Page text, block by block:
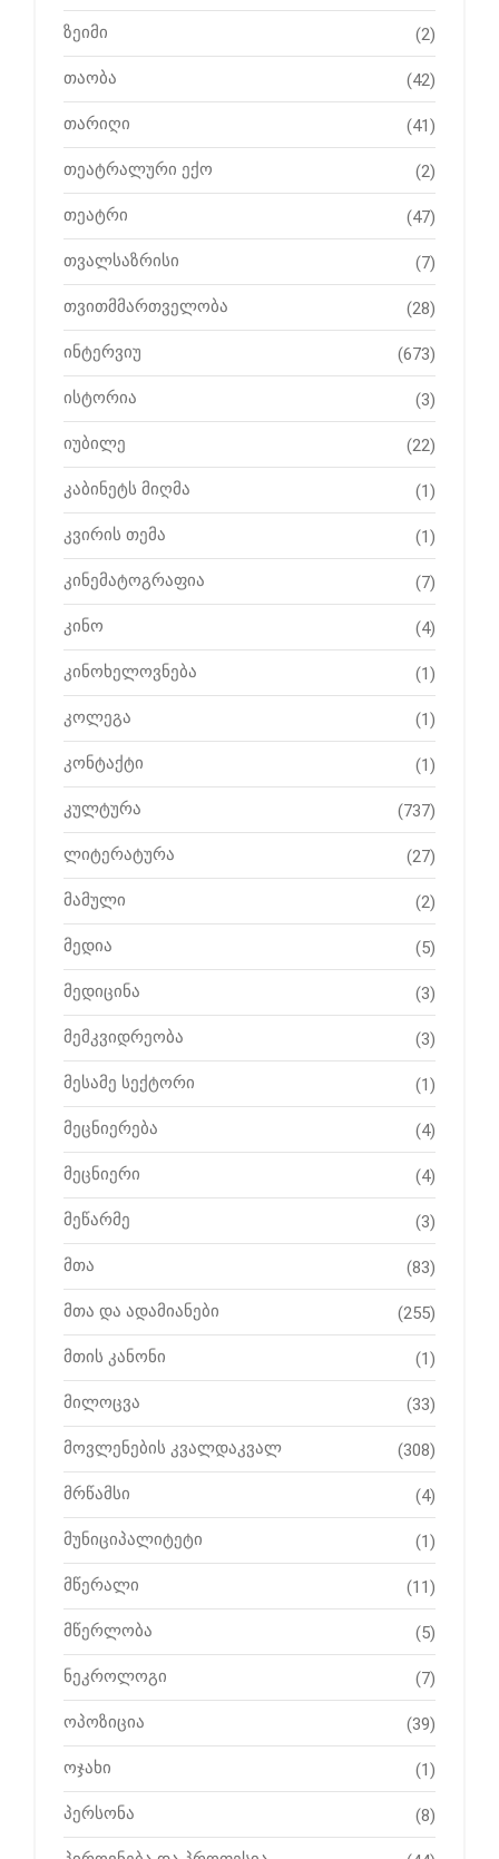
ზეიმი (2)
თაობა (42)
თარიღი (41)
თეატრალური ექო (2)
თეატრი (47)
თვალსაზრისი (7)
თვითმმართველობა (28)
ინტერვიუ (673)
ისტორია (3)
იუბილე (22)
კაბინეტს მიღმა (1)
კვირის თემა (1)
კინემატოგრაფია (7)
კინო (4)
კინოხელოვნება (1)
კოლეგა (1)
კონტაქტი (1)
კულტურა (737)
ლიტერატურა (27)
მამული (2)
მედია (5)
მედიცინა (3)
მემკვიდრეობა (3)
მესამე სექტორი (1)
მეცნიერება (4)
მეცნიერი (4)
მეწარმე (3)
მთა (83)
მთა და ადამიანები (255)
მთის კანონი (1)
მილოცვა (33)
მოვლენების კვალდაკვალ (308)
მრწამსი (4)
მუნიციპალიტეტი (1)
მწერალი (11)
მწერლობა (5)
ნეკროლოგი (7)
ოპოზიცია (39)
ოჯახი (1)
პერსონა (8)